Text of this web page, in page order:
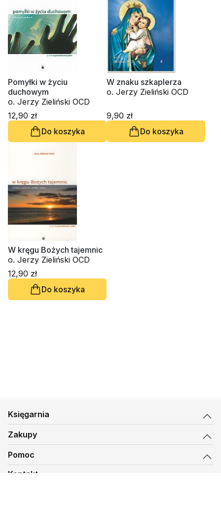
Pomyłki w życiu
duchowym
o. Jerzy Zieliński OCD
12,90 zł
Do koszyka
W znaku szkaplerza
o. Jerzy Zieliński OCD
9,90 zł
Do koszyka
W kręgu Bożych tajemnic
o. Jerzy Zieliński OCD
12,90 zł
Do koszyka
Księgarnia
Zakupy
Pomoc
Kontakt